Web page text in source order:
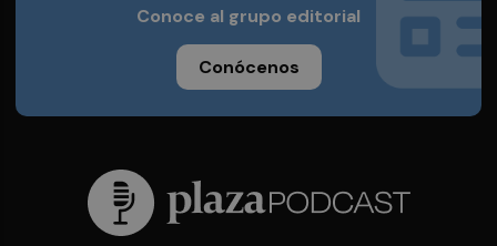
Conoce al grupo editorial
Conócenos